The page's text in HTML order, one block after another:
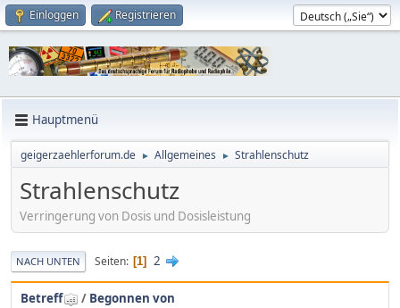
Einloggen Registrieren
Hauptmenü
geigerzaehlerforum.de ► Allgemeines ► Strahlenschutz
Strahlenschutz
Verringerung von Dosis und Dosisleistung
NACH UNTEN Seiten 1 2
Betreff / Begonnen von